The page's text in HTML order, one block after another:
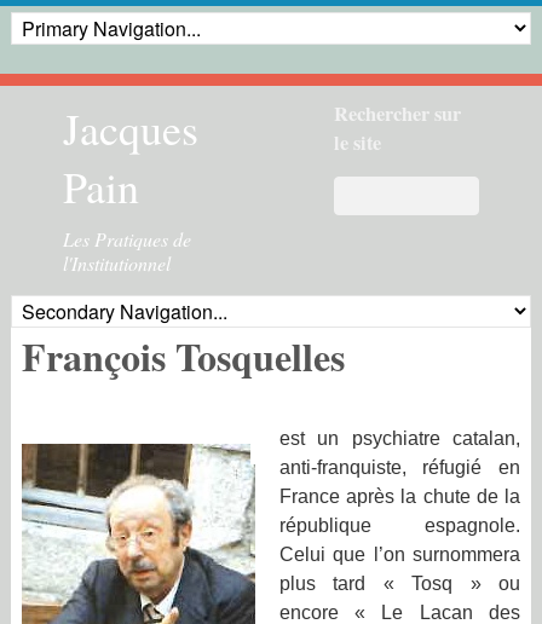
Jacques
Pain
Les Pratiques de
l'Institutionnel
Rechercher sur
le site
François Tosquelles
est un psychiatre catalan,
anti-franquiste, réfugié en
France après la chute de la
république espagnole.
Celui que l’on surnommera
plus tard « Tosq » ou
encore « Le Lacan des